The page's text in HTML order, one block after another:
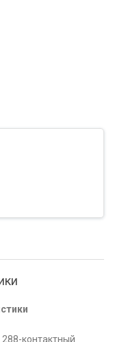
288-контактный